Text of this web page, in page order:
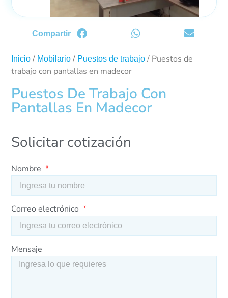
Compartir
Inicio / Mobilario / Puestos de trabajo / Puestos de
trabajo con pantallas en madecor
Puestos De Trabajo Con
Pantallas En Madecor
Solicitar cotización
Nombre
Correo electrónico
Mensaje